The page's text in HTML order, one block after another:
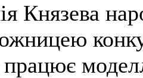
Князева